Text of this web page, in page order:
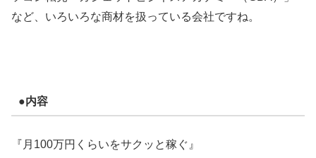
など、いろいろな商材を扱っている会社ですね。
●内容
『月100万円くらいをサクッと稼ぐ』